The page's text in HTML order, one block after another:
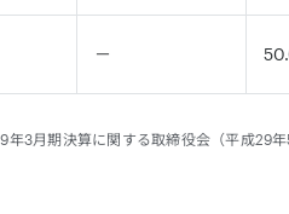
－
3月期決算に関する取締役会（平成29